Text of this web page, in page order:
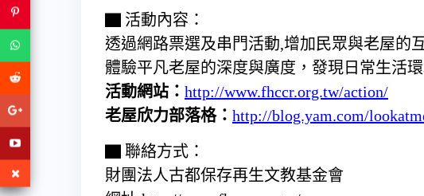
▇ 活動內容：
透過網路票選及串門活動,增加民眾與老屋的
體驗平凡老屋的深度與廣度，發現日常生活
活動網站： http://www.fhccr.org.tw/action/
老屋欣力部落格： http://blog.yam.com/
▇ 聯絡方式：
財團法人古都保存再生文教基金會